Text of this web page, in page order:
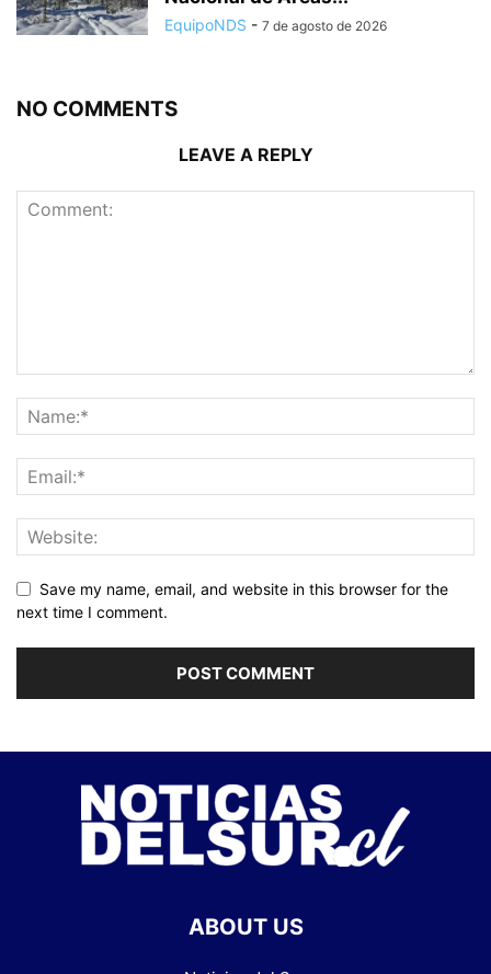
EquipoNDS - 7 de agosto de 2026
NO COMMENTS
LEAVE A REPLY
Save my name, email, and website in this browser for the
next time I comment.
ABOUT US